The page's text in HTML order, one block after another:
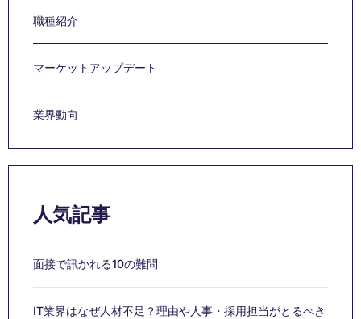
職種紹介
マーケットアップデート
業界動向
人気記事
面接で訊かれる10の難問
IT業界はなぜ人材不足？理由や人事・採用担当がとるべき